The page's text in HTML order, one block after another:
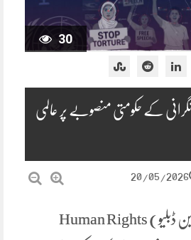
30
کے حکومتی منصوبے پر عالمی
20/05/2026
جکارتہ، انڈونیشیا (ایچ آراین ڈبلیو) Human Rights